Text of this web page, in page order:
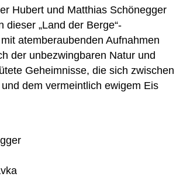
Hubert und Matthias Schönegger
dieser „Land der Berge“-
atemberaubenden Aufnahmen
der unbezwingbaren Natur und
Geheimnisse, die sich zwischen
dem vermeintlich ewigem Eis